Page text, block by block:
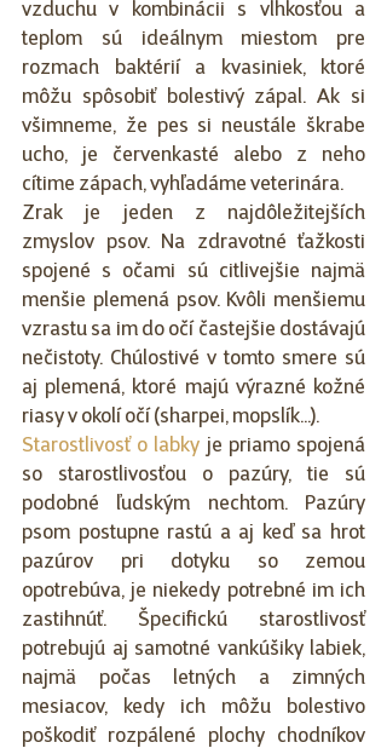
vzduchu v kombinácii s vlhkosťou a
teplom sú ideálnym miestom pre
rozmach baktérií a kvasiniek, ktoré
môžu spôsobiť bolestivý zápal. Ak si
všimneme, že pes si neustále škrabe
ucho, je červenkasté alebo z neho
cítime zápach, vyhľadáme veterinára.
Zrak je jeden z najdôležitejších
zmyslov psov. Na zdravotné ťažkosti
spojené s očami sú citlivejšie najmä
menšie plemená psov. Kvôli menšiemu
vzrastu sa im do očí častejšie dostávajú
nečistoty. Chúlostivé v tomto smere sú
aj plemená, ktoré majú výrazné kožné
riasy v okolí očí (sharpei, mopslík...).
Starostlivosť o labky je priamo spojená
so starostlivosťou o pazúry, tie sú
podobné ľudským nechtom. Pazúry
psom postupne rastú a aj keď sa hrot
pazúrov pri dotyku so zemou
opotrebúva, je niekedy potrebné im ich
zastihnúť. Špecifickú starostlivosť
potrebujú aj samotné vankúšiky labiek,
najmä počas letných a zimných
mesiacov, kedy ich môžu bolestivo
poškodiť rozpálené plochy chodníkov